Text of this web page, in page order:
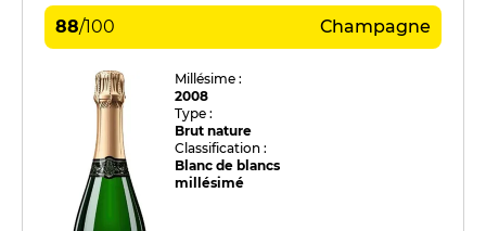
88/100 Champagne
Millésime :
2008
Type :
Brut nature
Classification :
Blanc de blancs
millésimé